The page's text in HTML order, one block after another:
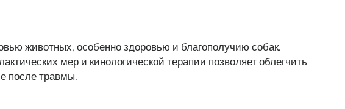
животных, особенно здоровью и благополучию собак.
мер и кинологической терапии позволяет облегчить
после травмы.